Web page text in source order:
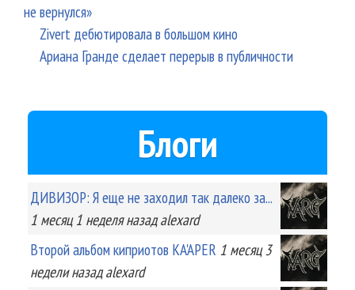
не вернулся»
Zivert дебютировала в большом кино
Ариана Гранде сделает перерыв в публичности
Блоги
ДИВИЗОР: Я еще не заходил так далеко за...
1 месяц 1 неделяназад alexard
Второй альбом киприотов KA'APER 1 месяц 3
неделиназад alexard